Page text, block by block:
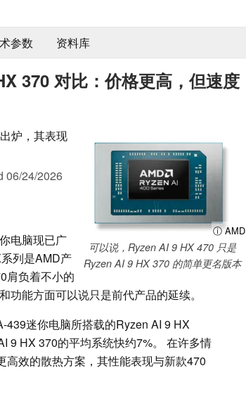
参数 资料库
370 对比：价格更高，但速度
ⓘ AMD
可以说，Ryzen AI 9 HX 470 只是
Ryzen AI 9 HX 370 的简单更名版本
炉，其表现
06/24/2026
电脑现已广
列是AMD产
肩负着不小的
能方面可以说只是前代产品的延续。
439迷你电脑所搭载的Ryzen AI 9 HX
9 HX 370的平均系统快约7%。 在许多情
效的散热方案，其性能表现与新款470